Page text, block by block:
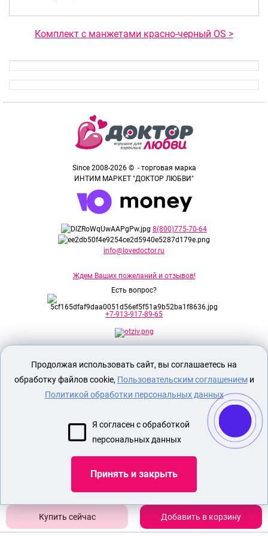
Добавить в корзину
Комплект с манжетами красно-черный OS >
Since 2008-2026 © - торговая марка
ИНТИМ МАРКЕТ "ДОКТОР ЛЮБВИ"
8(800)775-70-64
info@lovedoctor.ru
Ждем Ваших пожеланий и отзывов!
Есть вопрос?
+7-913-917-89-65
Секс шоп Доктор Любви
исключительно для лиц старше 18 лет!
Евразийского соответствия.
ОПЛАТА И ДОСТАВКА
СЕКС ИГРУШКИ
БДСМ
Показать еще
Продолжая использовать сайт, вы соглашаетесь на
обработку файлов cookie, Пользовательским соглашениеми
Политикой обработки персональных данных
Я согласен с обработкой
персональных данных
Принять и закрыть